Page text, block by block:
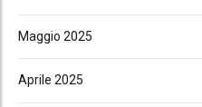
Maggio 2025
Aprile 2025